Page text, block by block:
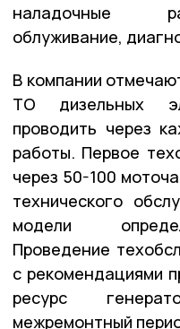
наладочные
облуживание,
В компании
ТО дизельных
проводить через
работы. Первое
через 50-100
технического
модели
Проведение
с рекомендациями
ресурс
межремонтный